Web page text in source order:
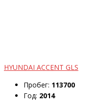
HYUNDAI ACCENT GLS
Пробег: 113700
Год: 2014